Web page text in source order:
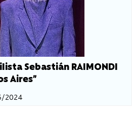
Sebastián RAIMONDI
Aires”
2024